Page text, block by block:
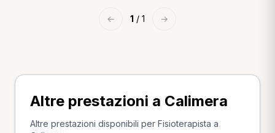
← 1 / 1 →
Altre prestazioni a Calimera
Altre prestazioni disponibili per Fisioterapista a